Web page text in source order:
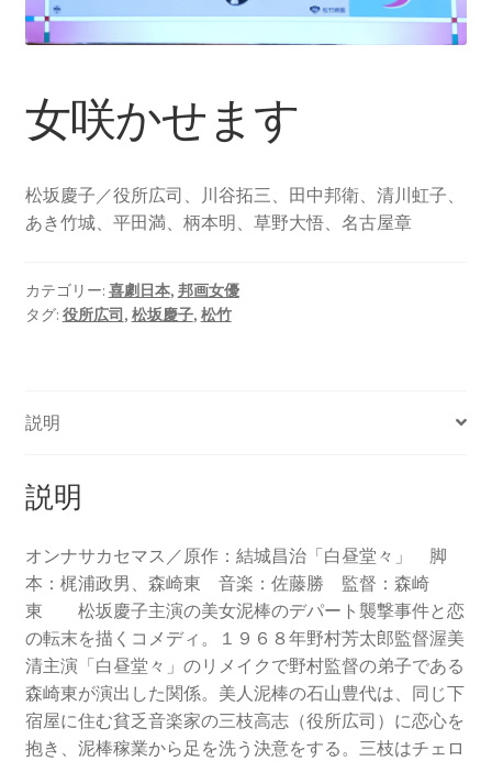
女咲かせます
松坂慶子／役所広司、川谷拓三、田中邦衛、清川虹子、
あき竹城、平田満、柄本明、草野大悟、名古屋章
カテゴリー: 喜劇日本, 邦画女優
タグ: 役所広司, 松坂慶子, 松竹
説明
説明
オンナサカセマス／原作：結城昌治「白昼堂々」 脚
本：梶浦政男、森崎東 音楽：佐藤勝 監督：森崎
東 松坂慶子主演の美女泥棒のデパート襲撃事件と恋
の転末を描くコメディ。１９６８年野村芳太郎監督渥美
清主演「白昼堂々」のリメイクで野村監督の弟子である
森崎東が演出した関係。美人泥棒の石山豊代は、同じ下
宿屋に住む貧乏音楽家の三枝高志（役所広司）に恋心を
抱き、泥棒稼業から足を洗う決意をする。三枝はチェロ